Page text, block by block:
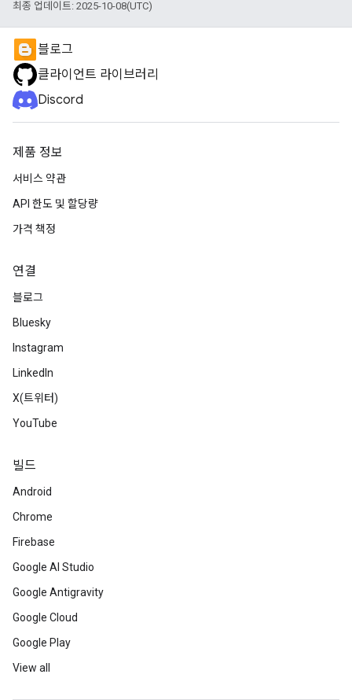
최종 업데이트: 2025-10-08(UTC)
블로그
클라이언트 라이브러리
Discord
제품 정보
서비스 약관
API 한도 및 할당량
가격 책정
연결
블로그
Bluesky
Instagram
LinkedIn
X(트위터)
YouTube
빌드
Android
Chrome
Firebase
Google AI Studio
Google Antigravity
Google Cloud
Google Play
View all